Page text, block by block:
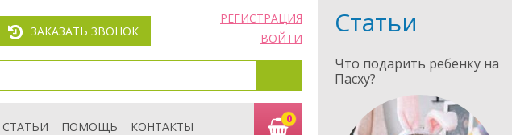
ЗАКАЗАТЬ ЗВОНОК
РЕГИСТРАЦИЯ
ВОЙТИ
СТАТЬИ ПОМОЩЬ КОНТАКТЫ
0
Статьи
Что подарить ребенку на
Пасху?